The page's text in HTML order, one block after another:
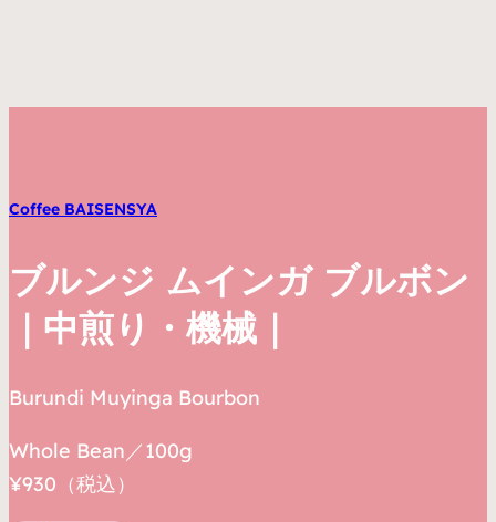
Coffee BAISENSYA
ブルンジ ムインガ ブルボン
｜中煎り・機械｜
Burundi Muyinga Bourbon
Whole Bean／100g
¥930（税込）